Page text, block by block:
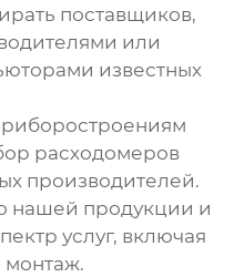
поставщиков,
или
известных
расходомеров
производителей.
нашей продукции и
услуг, включая
монтаж.